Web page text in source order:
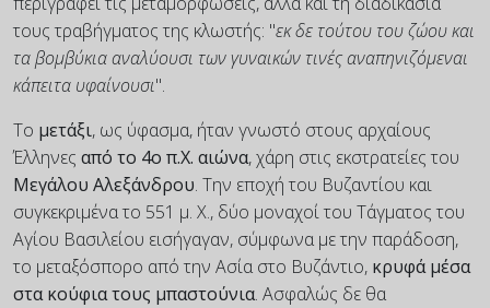
τους τραβήγματος της κλωστής: "εκ δε τούτου του ζώου και
τα βομβύκια αναλύουσι των γυναικών τινές αναπηνιζόμεναι
κάπειτα υφαίνουσι".
Το μετάξι, ως ύφασμα, ήταν γνωστό στους αρχαίους
Έλληνες από το 4ο π.Χ. αιώνα, χάρη στις εκστρατείες του
Μεγάλου Αλεξάνδρου. Την εποχή του Βυζαντίου και
συγκεκριμένα το 551 μ. Χ., δύο μοναχοί του Τάγματος του
Αγίου Βασιλείου εισήγαγαν, σύμφωνα με την παράδοση,
το μεταξόσπορο από την Ασία στο Βυζάντιο, κρυφά μέσα
στα κούφια τους μπαστούνια. Ασφαλώς δε θα